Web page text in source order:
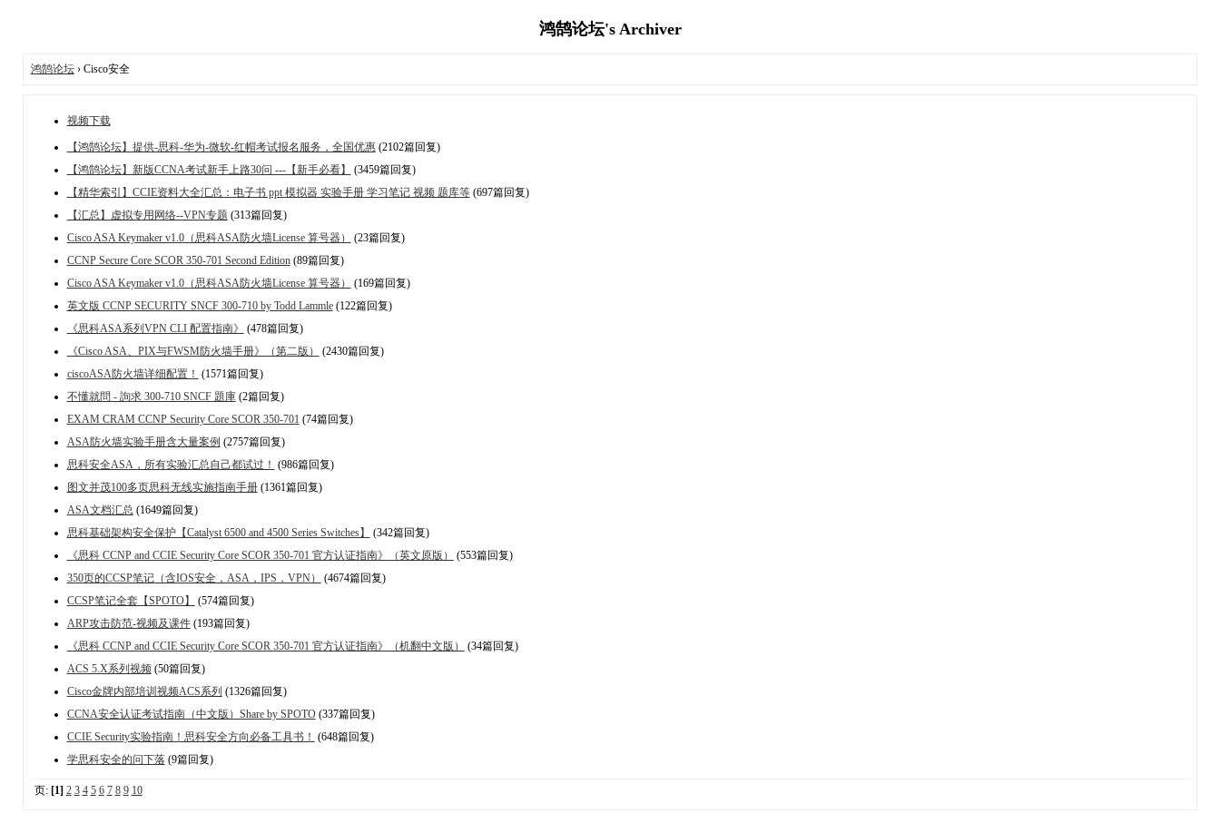
鸿鹄论坛's Archiver
鸿鹄论坛› Cisco安全
视频下载
【鸿鹄论坛】提供-思科-华为-微软-红帽考试报名服务，全国优惠(2102篇回复)
【鸿鹄论坛】新版CCNA考试新手上路30问 ---【新手必看】
(3459篇回复)
【精华索引】CCIE资料大全汇总：电子书 ppt 模拟器 实验手册 学习笔记 视频 题库等(697篇回复)
【汇总】虚拟专用网络--VPN专题 (313篇回复)
Cisco ASA Keymaker v1.0（思科ASA防火墙License 算号器）
(23篇回复)
CCNP Secure Core SCOR 350-701 Second Edition(89篇回复)
Cisco ASA Keymaker v1.0（思科ASA防火墙License 算号器）
(169篇回复)
英文版 CCNP SECURITY SNCF 300-710 by Todd Lammle(122篇回复)
《思科ASA系列VPN CLI 配置指南》
(478篇回复)
《Cisco ASA、PIX与FWSM防火墙手册》（第二版）
(2430篇回复)
ciscoASA防火墙详细配置！ (1571篇回复)
不懂就問 - 詢求 300-710 SNCF 題庫(2篇回复)
EXAM CRAM CCNP Security Core SCOR 350-701 (74篇回复)
ASA防火墙实验手册含大量案例 (2757篇回复)
思科安全ASA，所有实验汇总自己都试过！ (986篇回复)
图文并茂100多页思科无线实施指南手册(1361篇回复)
ASA文档汇总 (1649篇回复)
思科基础架构安全保护【Catalyst 6500 and 4500 Series Switches】
(342篇回复)
《思科 CCNP and CCIE Security Core SCOR 350-701 官方认证指南》（英文原版）
(553篇回复)
350页的CCSP笔记（含IOS安全，ASA，IPS，VPN）
(4674篇回复)
CCSP笔记全套【SPOTO】
(574篇回复)
ARP攻击防范-视频及课件(193篇回复)
《思科 CCNP and CCIE Security Core SCOR 350-701 官方认证指南》（机翻中文版）
(34篇回复)
ACS 5.X系列视频(50篇回复)
Cisco金牌内部培训视频ACS系列 (1326篇回复)
CCNA安全认证考试指南（中文版）Share by SPOTO(337篇回复)
CCIE Security实验指南！思科安全方向必备工具书！ (648篇回复)
学思科安全的问下落(9篇回复)
页: [1] 2 3 4 5 6 7 8 9 10